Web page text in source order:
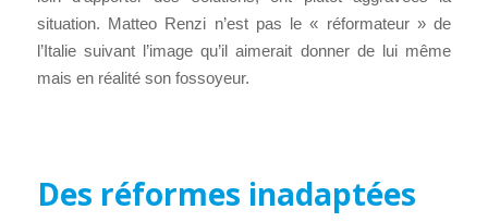
situation. Matteo Renzi n’est pas le « réformateur » de
l’Italie suivant l’image qu’il aimerait donner de lui même
mais en réalité son fossoyeur.
Des réformes inadaptées